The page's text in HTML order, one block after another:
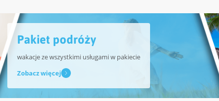
Pakiet podróży
wakacje ze wszystkimi usługami w pakiecie
Zobacz więcej